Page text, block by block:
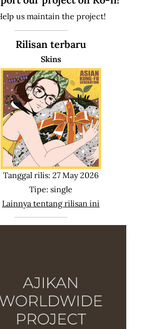
us maintain the project!
Rilisan terbaru
Skins
Tanggal rilis: 27 May 2026
Tipe: single
Lainnya tentang rilisan ini